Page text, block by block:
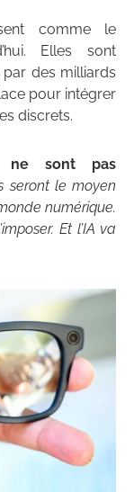
comme le
Elles sont
des milliards
pour intégrer
discrets.
ne sont pas
seront le moyen
numérique.
Et l’IA va